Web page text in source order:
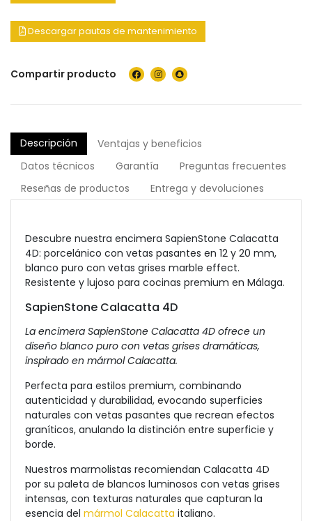
Descargar pautas de mantenimiento
Compartir producto
Descripción
Ventajas y beneficios
Datos técnicos
Garantía
Preguntas frecuentes
Reseñas de productos
Entrega y devoluciones
Descubre nuestra encimera SapienStone Calacatta
4D: porcelánico con vetas pasantes en 12 y 20 mm,
blanco puro con vetas grises marble effect.
Resistente y lujoso para cocinas premium en Málaga.
SapienStone Calacatta 4D
La encimera SapienStone Calacatta 4D ofrece un
diseño blanco puro con vetas grises dramáticas,
inspirado en mármol Calacatta.
Perfecta para estilos premium, combinando
autenticidad y durabilidad, evocando superficies
naturales con vetas pasantes que recrean efectos
graníticos, anulando la distinción entre superficie y
borde.
Nuestros marmolistas recomiendan Calacatta 4D
por su paleta de blancos luminosos con vetas grises
intensas, con texturas naturales que capturan la
esencia del mármol Calacatta italiano.